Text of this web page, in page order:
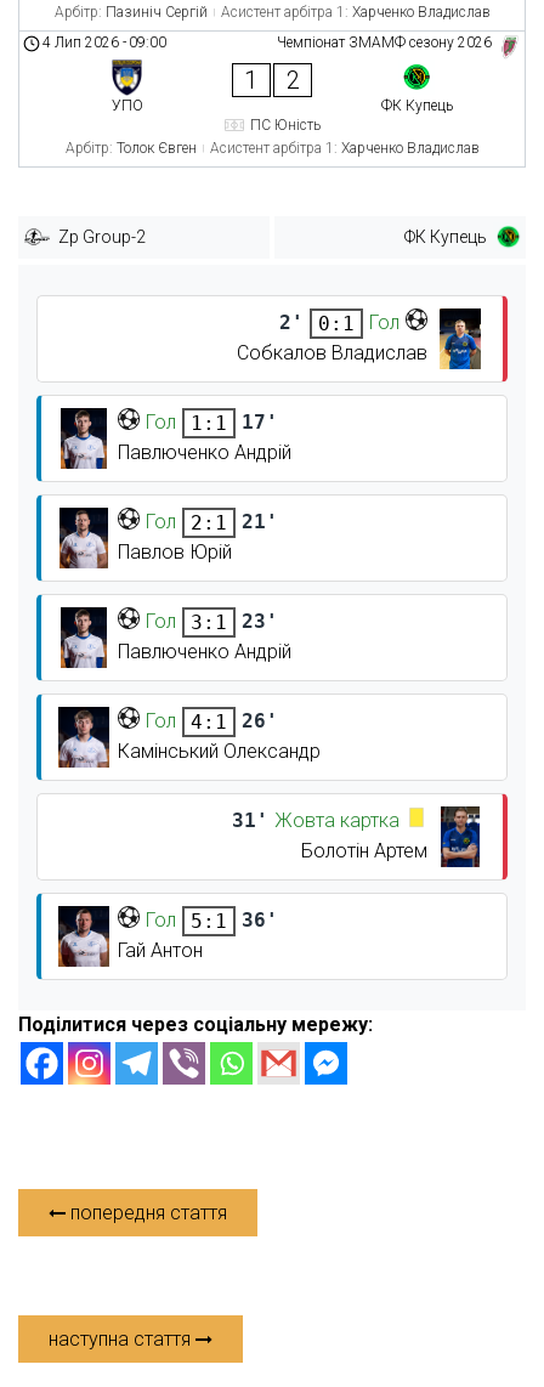
Арбітр: Пазиніч Сергій Асистент арбітра 1: Харченко Владислав
Чемпіонат ЗМАМФ сезону 2026
4 Лип 2026 - 09:00
УПО
1 2
ФК Купець
ПС Юність
Арбітр: Толок Євген Асистент арбітра 1: Харченко Владислав
Zp Group-2 ФК Купець
2' 0:1
Гол
Собкалов Владислав
Гол 1:1
17'
Павлюченко Андрій
Гол 2:1
21'
Павлов Юрій
Гол 3:1
23'
Павлюченко Андрій
Гол 4:1
26'
Камінський Олександр
31' Жовта картка
Болотін Артем
Гол 5:1
36'
Гай Антон
Поділитися через соціальну мережу:
попередня стаття
наступна стаття